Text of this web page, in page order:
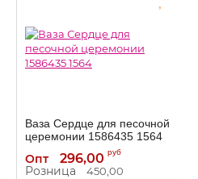
Ваза Сердце для песочной
церемонии 1586435 1564
Артикул: 1586435
Опт 296,00 руб
Розница 450,00